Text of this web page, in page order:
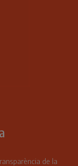
de la